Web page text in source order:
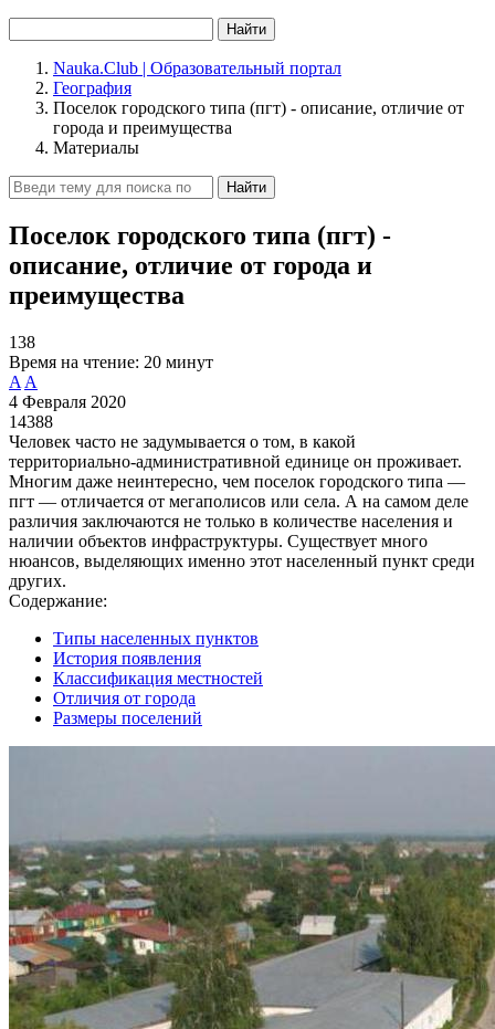
Найти
Nauka.Club | Образовательный портал
География
Поселок городского типа (пгт) - описание, отличие от
города и преимущества
Материалы
Найти
Поселок городского типа (пгт) -
описание, отличие от города и
преимущества
138
Время на чтение: 20 минут
A A
4 Февраля 2020
14388
Человек часто не задумывается о том, в какой
территориально-административной единице он проживает.
Многим даже неинтересно, чем поселок городского типа —
пгт — отличается от мегаполисов или села. А на самом деле
различия заключаются не только в количестве населения и
наличии объектов инфраструктуры. Существует много
нюансов, выделяющих именно этот населенный пункт среди
других.
Содержание:
Типы населенных пунктов
История появления
Классификация местностей
Отличия от города
Размеры поселений